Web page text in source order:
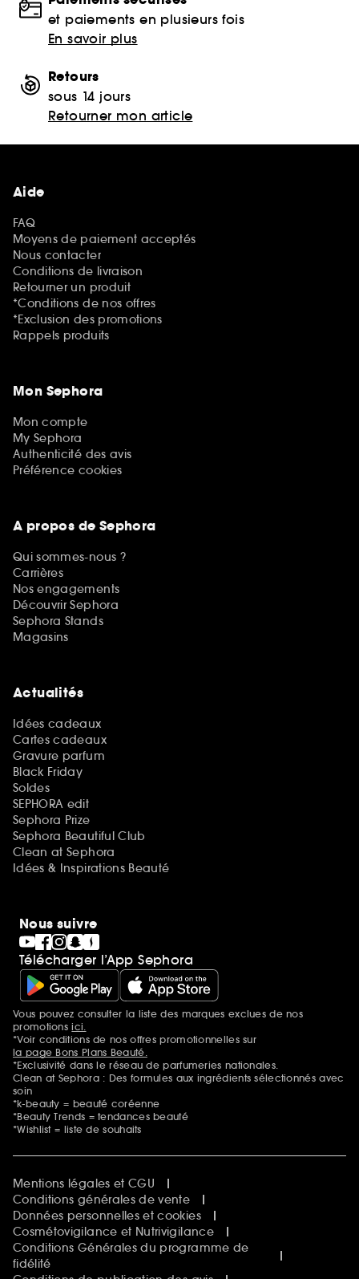
et paiements en plusieurs fois
En savoir plus
Retours
sous 14 jours
Retourner mon article
Aide
FAQ
Moyens de paiement acceptés
Nous contacter
Conditions de livraison
Retourner un produit
*Conditions de nos offres
*Exclusion des promotions
Rappels produits
Mon Sephora
Mon compte
My Sephora
Authenticité des avis
Préférence cookies
A propos de Sephora
Qui sommes-nous ?
Carrières
Nos engagements
Découvrir Sephora
Sephora Stands
Magasins
Actualités
Idées cadeaux
Cartes cadeaux
Gravure parfum
Black Friday
Soldes
SEPHORA edit
Sephora Prize
Sephora Beautiful Club
Clean at Sephora
Idées & Inspirations Beauté
Nous suivre
Télécharger l’App Sephora
Mentions additionnelles
Vous pouvez consulter la liste des marques exclues de nos
promotionsici.
*Voir conditions de nos offres promotionnelles sur
la page Bons Plans Beauté.
*Exclusivité dans le réseau de parfumeries nationales.
Clean at Sephora : Des formules aux ingrédients sélectionnés avec
soin
*k-beauty = beauté coréenne
*Beauty Trends = tendances beauté
*Wishlist = liste de souhaits
Mentions légales et CGU
Conditions générales de vente
Données personnelles et cookies
Cosmétovigilance et Nutrivigilance
Conditions Générales du programme de
fidélité